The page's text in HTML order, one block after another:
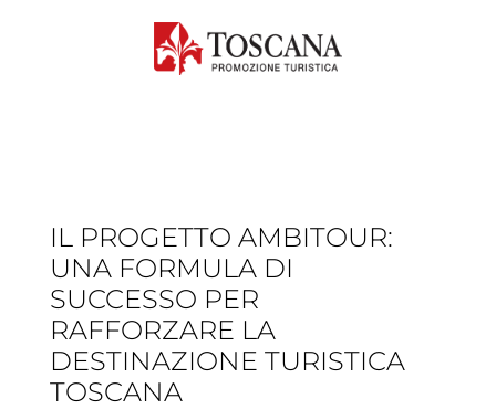
IL PROGETTO AMBITOUR:
UNA FORMULA DI
SUCCESSO PER
RAFFORZARE LA
DESTINAZIONE TURISTICA
TOSCANA